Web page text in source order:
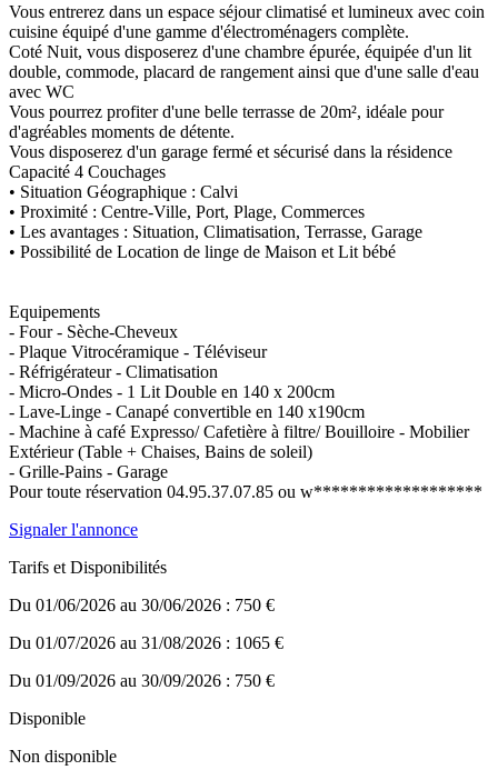
Vous entrerez dans un espace séjour climatisé et lumineux avec coin
cuisine équipé d'une gamme d'électroménagers complète.
Coté Nuit, vous disposerez d'une chambre épurée, équipée d'un lit
double, commode, placard de rangement ainsi que d'une salle d'eau
avec WC
Vous pourrez profiter d'une belle terrasse de 20m², idéale pour
d'agréables moments de détente.
Vous disposerez d'un garage fermé et sécurisé dans la résidence
Capacité 4 Couchages
• Situation Géographique : Calvi
• Proximité : Centre-Ville, Port, Plage, Commerces
• Les avantages : Situation, Climatisation, Terrasse, Garage
• Possibilité de Location de linge de Maison et Lit bébé
Equipements
- Four - Sèche-Cheveux
- Plaque Vitrocéramique - Téléviseur
- Réfrigérateur - Climatisation
- Micro-Ondes - 1 Lit Double en 140 x 200cm
- Lave-Linge - Canapé convertible en 140 x190cm
- Machine à café Expresso/ Cafetière à filtre/ Bouilloire - Mobilier
Extérieur (Table + Chaises, Bains de soleil)
- Grille-Pains - Garage
Pour toute réservation 04.95.37.07.85 ou w*******************
Signaler l'annonce
Tarifs et Disponibilités
Du 01/06/2026 au 30/06/2026 : 750 €
Du 01/07/2026 au 31/08/2026 : 1065 €
Du 01/09/2026 au 30/09/2026 : 750 €
Disponible
Non disponible